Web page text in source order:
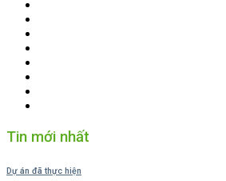
Tin mới nhất
Dự án đã thực hiện